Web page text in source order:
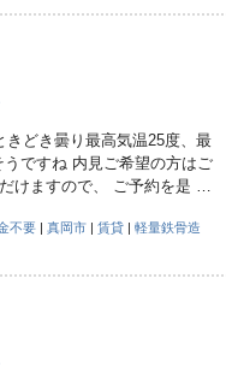
どき曇り最高気温25度、最
ですね 内見ご希望の方はご
けますので、 ご予約を是 …
不要 |真岡市 |賃貸 |軽量鉄骨造